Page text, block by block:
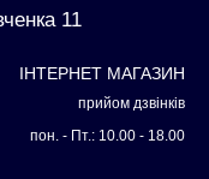
11
ІНТЕРНЕТ МАГАЗИН
прийом дзвінків
пон. - Пт.: 10.00 - 18.00